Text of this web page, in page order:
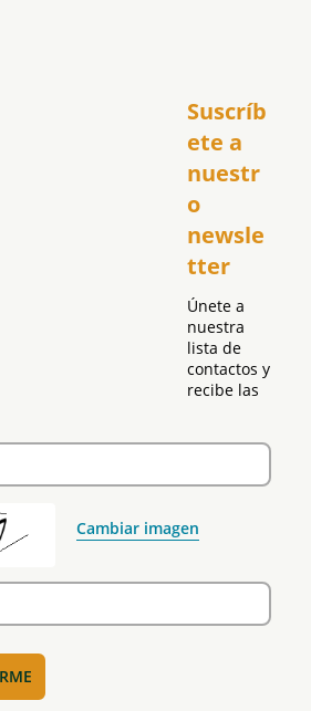
Suscríb
ete a
nuestr
o
newsle
tter
Únete a
nuestra
lista de
contactos y
recibe las
Cambiar imagen